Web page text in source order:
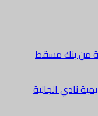
نادي الجالية